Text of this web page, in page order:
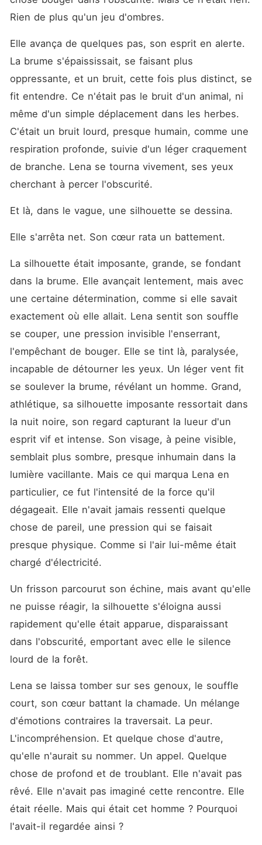
Rien de plus qu'un jeu d'ombres.
Elle avança de quelques pas, son esprit en alerte.
La brume s'épaississait, se faisant plus
oppressante, et un bruit, cette fois plus distinct, se
fit entendre. Ce n'était pas le bruit d'un animal, ni
même d'un simple déplacement dans les herbes.
C'était un bruit lourd, presque humain, comme une
respiration profonde, suivie d'un léger craquement
de branche. Lena se tourna vivement, ses yeux
cherchant à percer l'obscurité.
Et là, dans le vague, une silhouette se dessina.
Elle s'arrêta net. Son cœur rata un battement.
La silhouette était imposante, grande, se fondant
dans la brume. Elle avançait lentement, mais avec
une certaine détermination, comme si elle savait
exactement où elle allait. Lena sentit son souffle
se couper, une pression invisible l'enserrant,
l'empêchant de bouger. Elle se tint là, paralysée,
incapable de détourner les yeux. Un léger vent fit
se soulever la brume, révélant un homme. Grand,
athlétique, sa silhouette imposante ressortait dans
la nuit noire, son regard capturant la lueur d'un
esprit vif et intense. Son visage, à peine visible,
semblait plus sombre, presque inhumain dans la
lumière vacillante. Mais ce qui marqua Lena en
particulier, ce fut l'intensité de la force qu'il
dégageait. Elle n'avait jamais ressenti quelque
chose de pareil, une pression qui se faisait
presque physique. Comme si l'air lui-même était
chargé d'électricité.
Un frisson parcourut son échine, mais avant qu'elle
ne puisse réagir, la silhouette s'éloigna aussi
rapidement qu'elle était apparue, disparaissant
dans l'obscurité, emportant avec elle le silence
lourd de la forêt.
Lena se laissa tomber sur ses genoux, le souffle
court, son cœur battant la chamade. Un mélange
d'émotions contraires la traversait. La peur.
L'incompréhension. Et quelque chose d'autre,
qu'elle n'aurait su nommer. Un appel. Quelque
chose de profond et de troublant. Elle n'avait pas
rêvé. Elle n'avait pas imaginé cette rencontre. Elle
était réelle. Mais qui était cet homme ? Pourquoi
l'avait-il regardée ainsi ?